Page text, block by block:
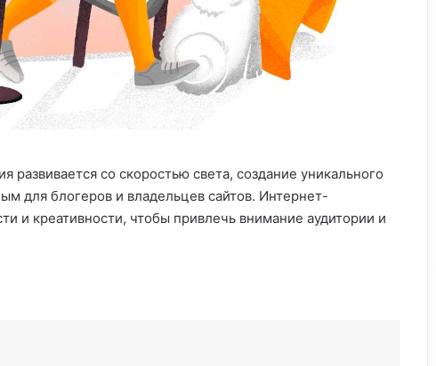
со скоростью света, создание уникального
для блогеров и владельцев сайтов. Интернет-
и креативности, чтобы привлечь внимание аудитории и